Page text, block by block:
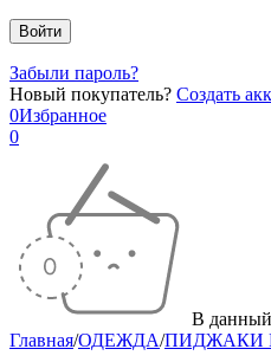
Забыли пароль?
Новый покупатель? Создать
0Избранное
0
В данный
Главная/ОДЕЖДА/ПИДЖАКИ